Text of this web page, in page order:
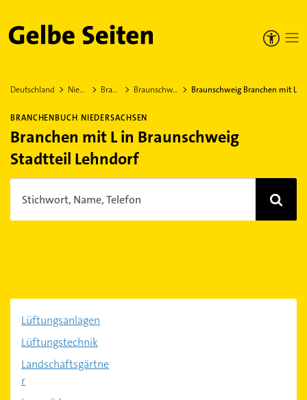
Gelbe Seiten
Deutschland Niedersachsen Braunschweig Braunschweig Stadtteil Lehndorf Braunschweig Branchen mit L
BRANCHENBUCH NIEDERSACHSEN
Branchen mit L in Braunschweig
Stadtteil Lehndorf
Stichwort, Name, Telefon
Lüftungsanlagen
Lüftungstechnik
Landschaftsgärtne
r